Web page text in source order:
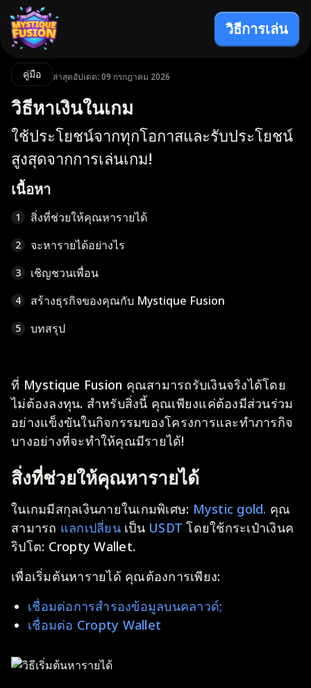
วิธีการเล่น
คู่มือ ล่าสุดอัปเดต: 09 กรกฎาคม 2026
วิธีหาเงินในเกม
ใช้ประโยชน์จากทุกโอกาสและรับประโยชน์
สูงสุดจากการเล่นเกม!
เนื้อหา
1 สิ่งที่ช่วยให้คุณหารายได้
2 จะหารายได้อย่างไร
3 เชิญชวนเพื่อน
4 สร้างธุรกิจของคุณกับ Mystique Fusion
5 บทสรุป
ที่ Mystique Fusion คุณสามารถรับเงินจริงได้โดย
ไม่ต้องลงทุน. สำหรับสิ่งนี้ คุณเพียงแค่ต้องมีส่วนร่วม
อย่างแข็งขันในกิจกรรมของโครงการและทำภารกิจ
บางอย่างที่จะทำให้คุณมีรายได้!
สิ่งที่ช่วยให้คุณหารายได้
ในเกมมีสกุลเงินภายในเกมพิเศษ: Mystic gold. คุณ
สามารถ แลกเปลี่ยนเป็น USDT โดยใช้กระเป๋าเงินค
ริปโต: Cropty Wallet.
เพื่อเริ่มต้นหารายได้ คุณต้องการเพียง:
เชื่อมต่อการสำรองข้อมูลบนคลาวด์;
เชื่อมต่อ Cropty Wallet